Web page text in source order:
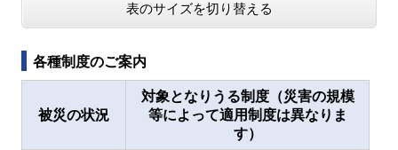
表のサイズを切り替える
各種制度のご案内
被災の状況
対象となりうる制度（災害の規模
等によって適用制度は異なりま
す）